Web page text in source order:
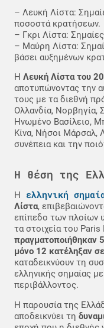
– Λευκή Λίστα:
ποσοστά κρατήσεων.
– Γκρι Λίστα:
– Μαύρη Λίστα:
βάσει αυξημένων
Η Λευκή Λίστα του
αποτυπώνοντας την
τους με τα διεθνή
Ολλανδία, Νορβηγία,
Ηνωμένο Βασίλειο,
Κίνα, Νήσοι Μάρσαλ,
συνέπεια και την
Η θέση της
Η ελληνική
Λίστα,
επίπεδο των πλοίων
τα στοιχεία του
πραγματοποιήθηκαν
μόνο 12 κατέληξαν
καταδεικνύουν τη
ελληνικής σημαίας
περιβάλλοντος.
Η παρουσία της
αποδεικνύει τη